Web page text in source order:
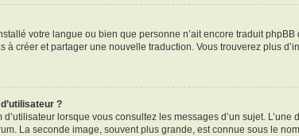
votre langue ou bien que personne n’ait encore traduit
à créer et partager une nouvelle traduction. Vous trouverez plus
?
lorsque vous consultez les messages d’un sujet.
La seconde image, souvent plus grande, est connue sous le